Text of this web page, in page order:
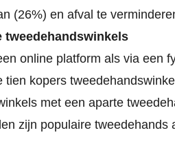
(26%) en afval te
tweedehandswinkels
online platform als via een
kopers
met een aparte
zijn populaire tweedehands